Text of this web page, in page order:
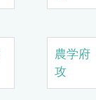
農学
攻